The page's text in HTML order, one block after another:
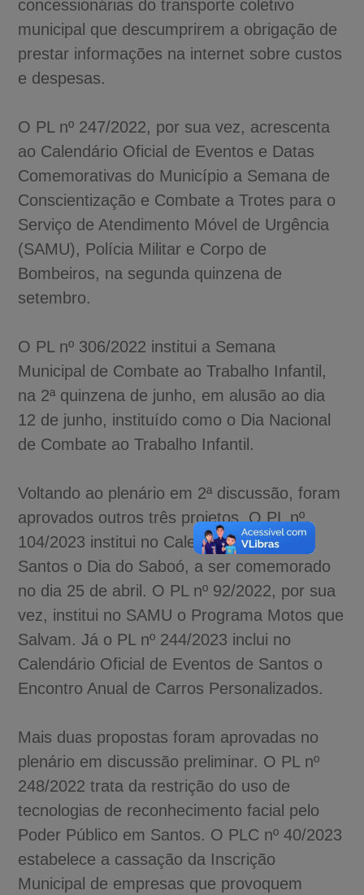
concessionárias do transporte coletivo
municipal que descumprirem a obrigação de
prestar informações na internet sobre custos
e despesas.
O PL nº 247/2022, por sua vez, acrescenta
ao Calendário Oficial de Eventos e Datas
Comemorativas do Município a Semana de
Conscientização e Combate a Trotes para o
Serviço de Atendimento Móvel de Urgência
(SAMU), Polícia Militar e Corpo de
Bombeiros, na segunda quinzena de
setembro.
O PL nº 306/2022 institui a Semana
Municipal de Combate ao Trabalho Infantil,
na 2ª quinzena de junho, em alusão ao dia
12 de junho, instituído como o Dia Nacional
de Combate ao Trabalho Infantil.
Voltando ao plenário em 2ª discussão, foram
aprovados outros três projetos. O PL nº
104/2023 institui no Calendário Oficial de
Santos o Dia do Saboó, a ser comemorado
no dia 25 de abril. O PL nº 92/2022, por sua
vez, institui no SAMU o Programa Motos que
Salvam. Já o PL nº 244/2023 inclui no
Calendário Oficial de Eventos de Santos o
Encontro Anual de Carros Personalizados.
Mais duas propostas foram aprovadas no
plenário em discussão preliminar. O PL nº
248/2022 trata da restrição do uso de
tecnologias de reconhecimento facial pelo
Poder Público em Santos. O PLC nº 40/2023
estabelece a cassação da Inscrição
Municipal de empresas que provoquem